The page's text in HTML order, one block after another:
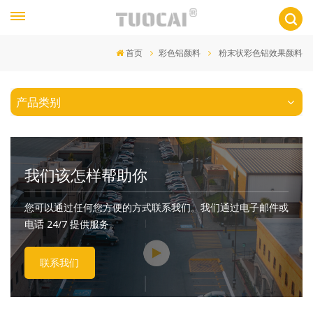
首页 彩色铝颜料 粉末状彩色铝效果颜料
产品类别
我们该怎样帮助你
您可以通过任何您方便的方式联系我们。我们通过电子邮件或
电话 24/7 提供服务。
联系我们